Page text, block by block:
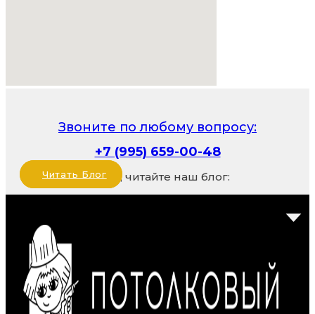
Звоните по любому вопросу:
+7 (995) 659-00-48
Также, читайте наш блог:
Читать Блог